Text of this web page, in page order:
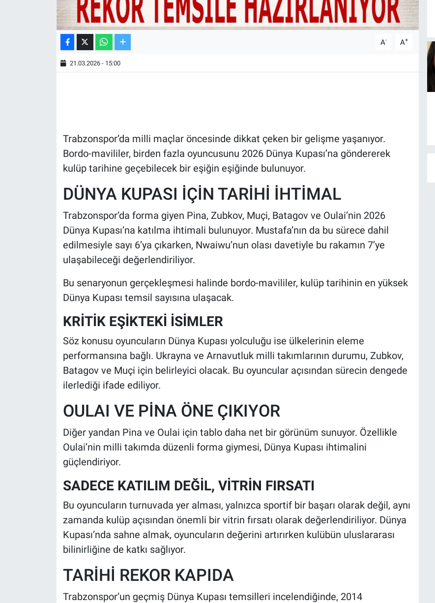
A- A+
21.03.2026 - 15:00
Trabzonspor’da milli maçlar öncesinde dikkat çeken bir gelişme yaşanıyor.
Bordo-mavililer, birden fazla oyuncusunu 2026 Dünya Kupası’na göndererek
kulüp tarihine geçebilecek bir eşiğin eşiğinde bulunuyor.
DÜNYA KUPASI İÇİN TARİHİ İHTİMAL
Trabzonspor’da forma giyen Pina, Zubkov, Muçi, Batagov ve Oulai’nin 2026
Dünya Kupası’na katılma ihtimali bulunuyor. Mustafa’nın da bu sürece dahil
edilmesiyle sayı 6’ya çıkarken, Nwaiwu’nun olası davetiyle bu rakamın 7’ye
ulaşabileceği değerlendiriliyor.
Bu senaryonun gerçekleşmesi halinde bordo-mavililer, kulüp tarihinin en yüksek
Dünya Kupası temsil sayısına ulaşacak.
KRİTİK EŞİKTEKİ İSİMLER
Söz konusu oyuncuların Dünya Kupası yolculuğu ise ülkelerinin eleme
performansına bağlı. Ukrayna ve Arnavutluk milli takımlarının durumu, Zubkov,
Batagov ve Muçi için belirleyici olacak. Bu oyuncular açısından sürecin dengede
ilerlediği ifade ediliyor.
OULAI VE PİNA ÖNE ÇIKIYOR
Diğer yandan Pina ve Oulai için tablo daha net bir görünüm sunuyor. Özellikle
Oulai’nin milli takımda düzenli forma giymesi, Dünya Kupası ihtimalini
güçlendiriyor.
SADECE KATILIM DEĞİL, VİTRİN FIRSATI
Bu oyuncuların turnuvada yer alması, yalnızca sportif bir başarı olarak değil, aynı
zamanda kulüp açısından önemli bir vitrin fırsatı olarak değerlendiriliyor. Dünya
Kupası’nda sahne almak, oyuncuların değerini artırırken kulübün uluslararası
bilinirliğine de katkı sağlıyor.
TARİHİ REKOR KAPIDA
Trabzonspor’un geçmiş Dünya Kupası temsilleri incelendiğinde, 2014
EKONOMİ
MAGAZİN
Bilim, Teknoloji